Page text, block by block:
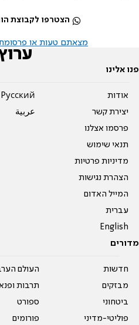
הצטרפו לקבוצת
מצאתם טעות או פרסומת
פנו אלינו
אודות
יצירת קשר
פרסמו אצלנו
תנאי שימוש
מדיניות פרטיות
הצהרת נגישות
המייל האדום
עברית
English
Pусский
عربية
מדורים
חדשות
מבזקים
ביטחוני
פוליטי-מדיני
העולם
תרבות
ספורט
פורומים